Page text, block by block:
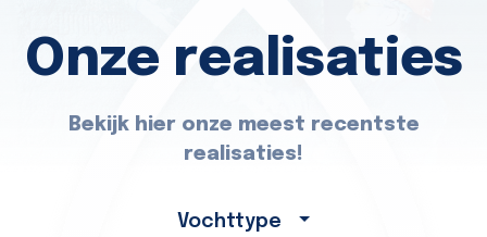
Onze realisaties
Bekijk hier onze meest recentste
realisaties!
Vochttype